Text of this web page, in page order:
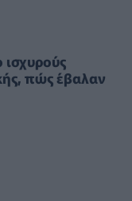
πώς έβαλαν